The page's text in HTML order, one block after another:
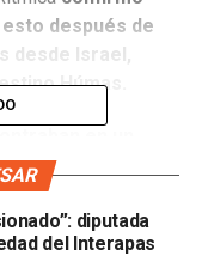
después de
desde Israel,
Húmas.
l para los Juegos
Chile, el
diputada
del Interapas